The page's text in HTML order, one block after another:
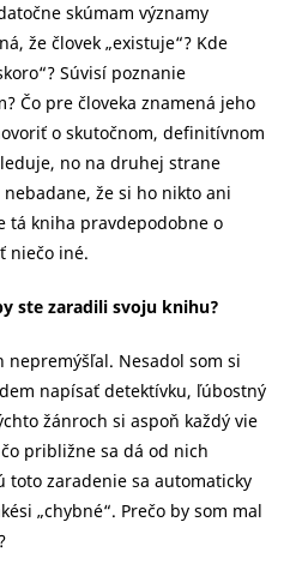
skúmam významy
že človek „existuje“? Kde
Súvisí poznanie
Čo pre človeka znamená jeho
o skutočnom, definitívnom
no na druhej strane
že si ho nikto ani
tá kniha pravdepodobne o
niečo iné.
ste zaradili svoju knihu?
Nesadol som si
napísať detektívku, ľúbostný
žánroch si aspoň každý vie
približne sa dá od nich
toto zaradenie sa automaticky
„chybné“. Prečo by som mal